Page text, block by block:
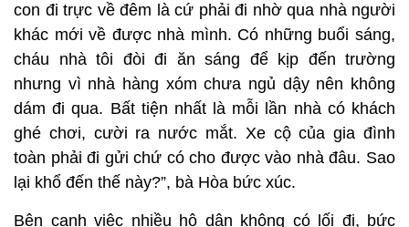
con đi trực về đêm là cứ phải đi nhờ qua nhà người
khác mới về được nhà mình. Có những buổi sáng,
cháu nhà tôi đòi đi ăn sáng để kịp đến trường
nhưng vì nhà hàng xóm chưa ngủ dậy nên không
dám đi qua. Bất tiện nhất là mỗi lần nhà có khách
ghé chơi, cười ra nước mắt. Xe cộ của gia đình
toàn phải đi gửi chứ có cho được vào nhà đâu. Sao
lại khổ đến thế này?”, bà Hòa bức xúc.
Bên cạnh việc nhiều hộ dân không có lối đi, bức